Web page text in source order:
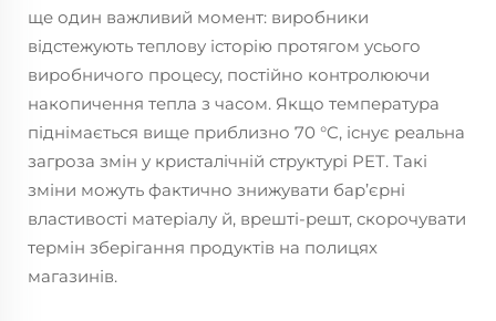
ще один важливий момент: виробники
відстежують теплову історію протягом усього
виробничого процесу, постійно контролюючи
накопичення тепла з часом. Якщо температура
піднімається вище приблизно 70 °C, існує реальна
загроза змін у кристалічній структурі PET. Такі
зміни можуть фактично знижувати бар’єрні
властивості матеріалу й, врешті-решт, скорочувати
термін зберігання продуктів на полицях
магазинів.